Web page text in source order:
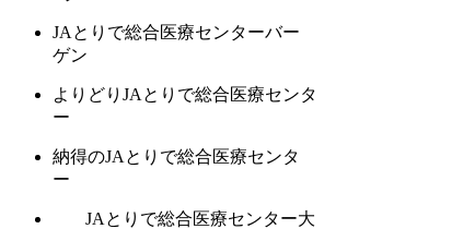
JAとりで総合医療センターバー
ゲン
よりどりJAとりで総合医療センタ
ー
納得のJAとりで総合医療センタ
ー
JAとりで総合医療センター大